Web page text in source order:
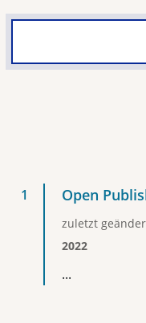
Open
zuletzt
2022
...